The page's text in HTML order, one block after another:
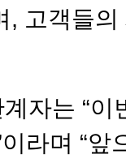
, 고객들
자는 “
라며 “